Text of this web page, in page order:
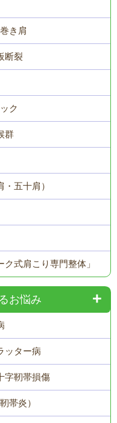
き肩
断裂
ク
群
五十肩）
式肩こり専門整体」
お悩み
ッター病
字靭帯損傷
帯炎）